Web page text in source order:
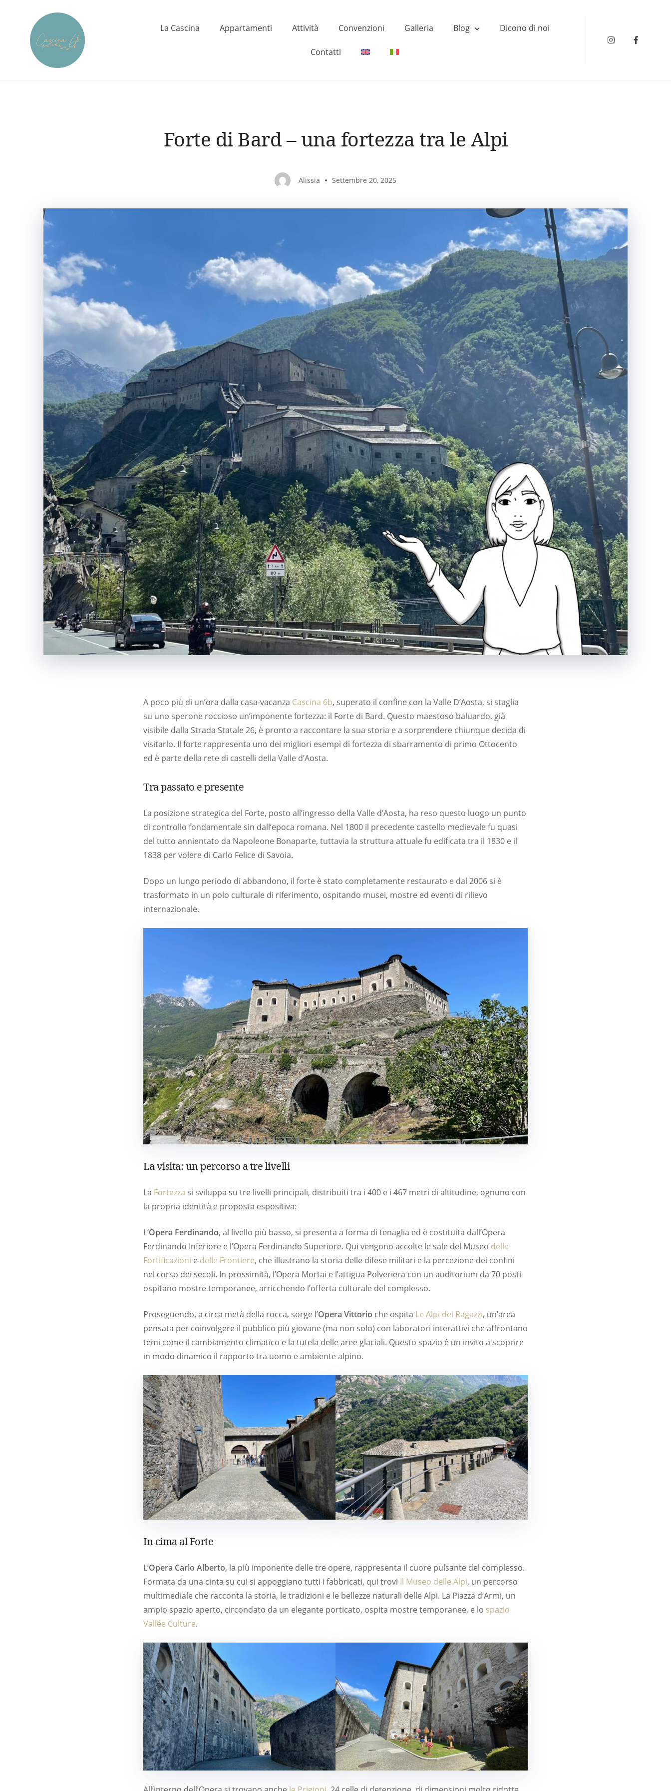
La Cascina Appartamenti Attività Convenzioni Galleria Blog Dicono di noi
Contatti
Instagram
Forte di Bard – una fortezza tra le Alpi
Alissia Settembre 20, 2025
A poco più di un’ora dalla casa-vacanza Cascina 6b, superato il confine con la Valle D’Aosta, si staglia
su uno sperone roccioso un’imponente fortezza: il Forte di Bard. Questo maestoso baluardo, già
visibile dalla Strada Statale 26, è pronto a raccontare la sua storia e a sorprendere chiunque decida di
visitarlo. Il forte rappresenta uno dei migliori esempi di fortezza di sbarramento di primo Ottocento
ed è parte della rete di castelli della Valle d’Aosta.
Tra passato e presente
La posizione strategica del Forte, posto all’ingresso della Valle d’Aosta, ha reso questo luogo un punto
di controllo fondamentale sin dall’epoca romana. Nel 1800 il precedente castello medievale fu quasi
del tutto annientato da Napoleone Bonaparte, tuttavia la struttura attuale fu edificata tra il 1830 e il
1838 per volere di Carlo Felice di Savoia.
Dopo un lungo periodo di abbandono, il forte è stato completamente restaurato e dal 2006 si è
trasformato in un polo culturale di riferimento, ospitando musei, mostre ed eventi di rilievo
internazionale.
La visita: un percorso a tre livelli
La Fortezza si sviluppa su tre livelli principali, distribuiti tra i 400 e i 467 metri di altitudine, ognuno con
la propria identità e proposta espositiva:
L’Opera Ferdinando, al livello più basso, si presenta a forma di tenaglia ed è costituita dall’Opera
Ferdinando Inferiore e l’Opera Ferdinando Superiore. Qui vengono accolte le sale del Museo delle
Fortificazioni e delle Frontiere, che illustrano la storia delle difese militari e la percezione dei confini
nel corso dei secoli. In prossimità, l’Opera Mortai e l’attigua Polveriera con un auditorium da 70 posti
ospitano mostre temporanee, arricchendo l’offerta culturale del complesso.
Proseguendo, a circa metà della rocca, sorge l’Opera Vittorio che ospita Le Alpi dei Ragazzi, un’area
pensata per coinvolgere il pubblico più giovane (ma non solo) con laboratori interattivi che affrontano
temi come il cambiamento climatico e la tutela delle aree glaciali. Questo spazio è un invito a scoprire
in modo dinamico il rapporto tra uomo e ambiente alpino.
In cima al Forte
L’Opera Carlo Alberto, la più imponente delle tre opere, rappresenta il cuore pulsante del complesso.
Formata da una cinta su cui si appoggiano tutti i fabbricati, qui trovi Il Museo delle Alpi, un percorso
multimediale che racconta la storia, le tradizioni e le bellezze naturali delle Alpi. La Piazza d’Armi, un
ampio spazio aperto, circondato da un elegante porticato, ospita mostre temporanee, e lo spazio
Vallée Culture.